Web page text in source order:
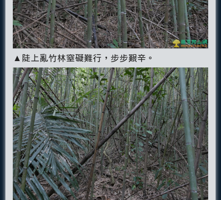
▲陡上亂竹林窒礙難行，步步艱辛。